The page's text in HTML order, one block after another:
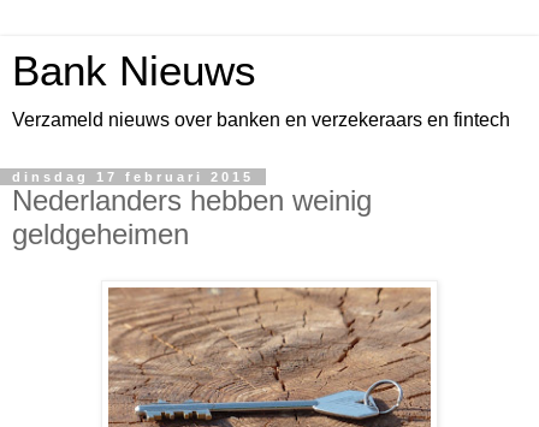
Bank Nieuws
Verzameld nieuws over banken en verzekeraars en fintech
dinsdag 17 februari 2015
Nederlanders hebben weinig
geldgeheimen